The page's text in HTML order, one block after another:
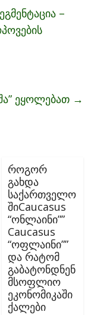
–
ეყოლებათ →
როგორ
გახდა
საქართველო
შიCaucasus
“ონლაინი””
Caucasus
“ოფლაინი””
და რატომ
გაბატონდნენ
მსოფლიო
ეკონომიკაში
ქალები